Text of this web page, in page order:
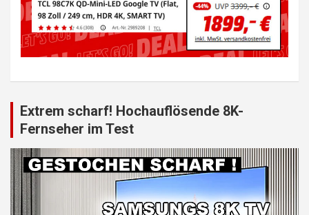
Extrem scharf! Hochauflösende 8K-
Fernseher im Test